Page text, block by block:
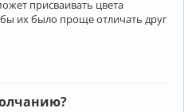
присваивать цвета
их было проще отличать друг